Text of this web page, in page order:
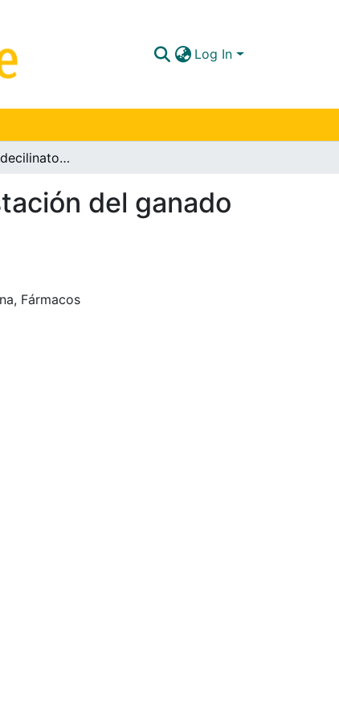
Log In
Efectos del undecilinato de boldenonona en la gestación del ganado lechero
del ganado
, Fármacos